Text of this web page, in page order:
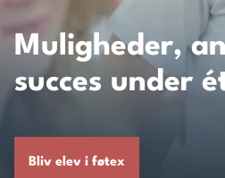
Mulig­heder,
succes under
Bliv elev i føtex